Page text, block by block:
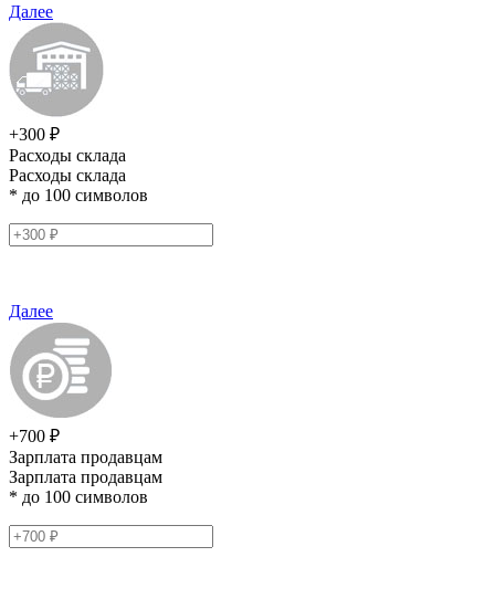
Далее
+300 ₽
Расходы склада
Расходы склада
* до 100 символов
Далее
+700 ₽
Зарплата продавцам
Зарплата продавцам
* до 100 символов